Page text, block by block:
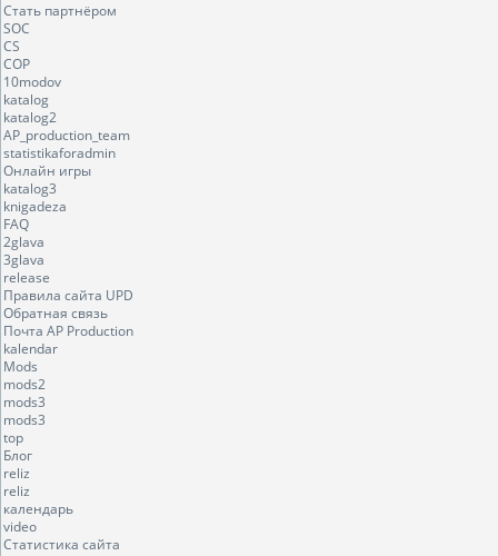
Стать партнёром
SOC
CS
COP
10modov
katalog
katalog2
AP_production_team
statistikaforadmin
Онлайн игры
katalog3
knigadeza
FAQ
2glava
3glava
release
Правила сайта UPD
Обратная связь
Почта AP Production
kalendar
Mods
mods2
mods3
mods3
top
Блог
reliz
reliz
календарь
video
Статистика сайта